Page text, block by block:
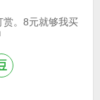
赏。8元就够我买